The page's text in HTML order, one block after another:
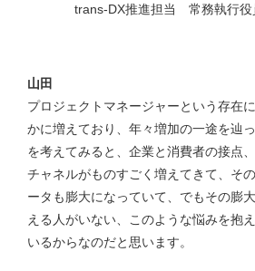
trans-DX推進担当 常務執行
山田
プロジェクトマネージャーという存在
かに増えており、年々増加の一途を辿
を考えてみると、企業と消費者の接点
チャネルがものすごく増えてきて、そ
ータも膨大になっていて、でもその膨
える人がいない、このような悩みを抱
いるからなのだと思います。